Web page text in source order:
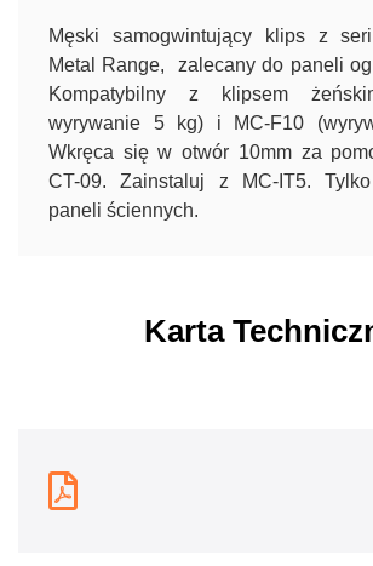
Męski samogwintujący klips z
Metal Range, zalecany do paneli
Kompatybilny z klipsem
wyrywanie 5 kg) i MC-F10
Wkręca się w otwór 10mm za
CT-09. Zainstaluj z MC-IT5.
paneli ściennych.
Karta